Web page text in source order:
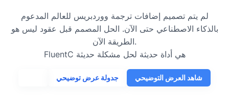
لم يتم تصميم إضافات ترجمة ووردبريس للعالم المدعوم
بالذكاء الاصطناعي حتى الآن. الحل المصمم قبل عقود ليس هو
الطريقة الآن.
FluentC هي أداة حديثة لحل مشكلة حديثة
جدولة عرض توضيحي شاهد العرض التوضيحي